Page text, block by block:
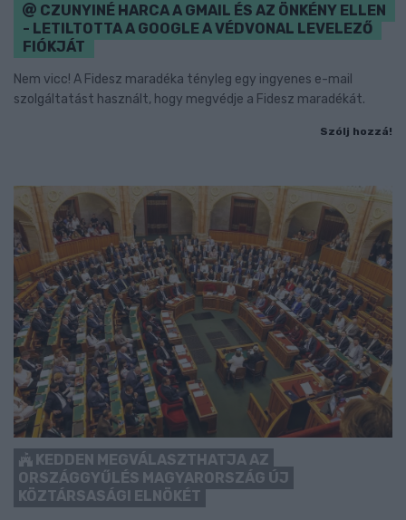
CZUNYINÉ HARCA A GMAIL ÉS AZ ÖNKÉNY ELLEN
- LETILTOTTA A GOOGLE A VÉDVONAL LEVELEZŐ
FIÓKJÁT
Nem vicc! A Fidesz maradéka tényleg egy ingyenes e-mail
szolgáltatást használt, hogy megvédje a Fidesz maradékát.
Szólj hozzá!
KEDDEN MEGVÁLASZTHATJA AZ
ORSZÁGGYŰLÉS MAGYARORSZÁG ÚJ
KÖZTÁRSASÁGI ELNÖKÉT